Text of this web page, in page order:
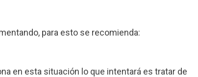
para esto se recomienda:
en esta situación lo que intentará es tratar de